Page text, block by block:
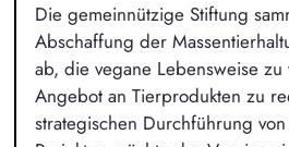
Die gemeinnützige Stiftung
Abschaffung der
ab, die vegane Lebensweise
Angebot an Tierprodukten zu
strategischen Durchführung